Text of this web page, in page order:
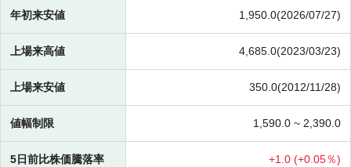
年初来安値 1,950.0(2026/07/27)
上場来高値 4,685.0(2023/03/23)
上場来安値 350.0(2012/11/28)
値幅制限 1,590.0 ~ 2,390.0
5日前比株価騰落率 +1.0 (+0.05％)